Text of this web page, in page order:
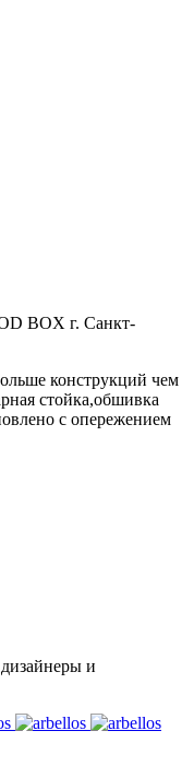
BOX г. Санкт-
конструкций чем
стойка,обшивка
с опережением
и